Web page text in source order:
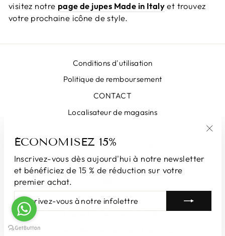
ÉCONOMISEZ 15%
Inscrivez-vous dès aujourd'hui à notre newsletter
et bénéficiez de 15 % de réduction sur votre
premier achat.
INSCRIVEZ-
VOUS
À
NOTRE
INFOLETTRE
S'INSCRIRE
visitez notre page de jupes Made in Italyet trouvez
votre prochaine icône de style.
Conditions d'utilisation
Politique de remboursement
CONTACT
Localisateur de magasins
INSCRIVEZ-VOUS ET ÉCONOMISEZ
LANGUE
Français DEVISE
© 2026 LUNATICAMILANO.COM | Luna srl ​​​​| Via Cappuccina 61,